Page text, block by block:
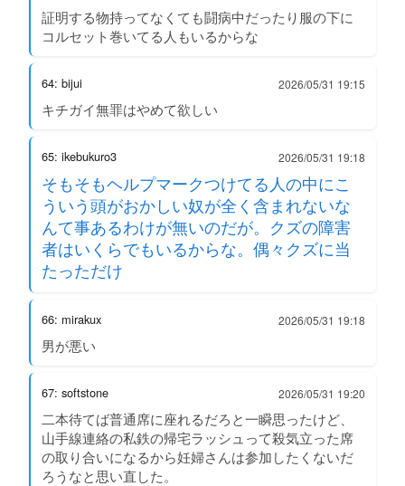
証明する物持ってなくても闘病中だったり服の下に
コルセット巻いてる人もいるからな
64: bijui 2026/05/31 19:15
キチガイ無罪はやめて欲しい
65: ikebukuro3 2026/05/31 19:18
そもそもヘルプマークつけてる人の中にこ
ういう頭がおかしい奴が全く含まれないな
んて事あるわけが無いのだが。クズの障害
者はいくらでもいるからな。偶々クズに当
たっただけ
66: mirakux 2026/05/31 19:18
男が悪い
67: softstone 2026/05/31 19:20
二本待てば普通席に座れるだろと一瞬思ったけど、
山手線連絡の私鉄の帰宅ラッシュって殺気立った席
の取り合いになるから妊婦さんは参加したくないだ
ろうなと思い直した。